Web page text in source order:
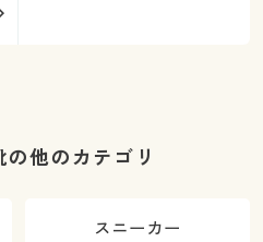
他のカテゴリ
スニーカー